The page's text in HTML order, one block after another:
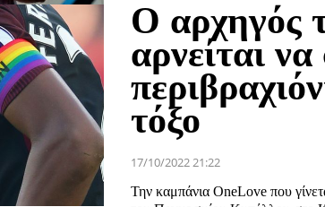
Ο αρχηγός
αρνείται
τόξο
17/10/2022 21:22
Την καμπάνια OneLove που